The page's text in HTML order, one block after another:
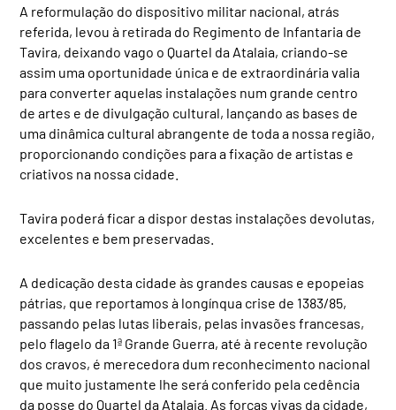
A reformulação do dispositivo militar nacional, atrás
referida, levou à retirada do Regimento de Infantaria de
Tavira, deixando vago o Quartel da Atalaia, criando-se
assim uma oportunidade única e de extraordinária valia
para converter aquelas instalações num grande centro
de artes e de divulgação cultural, lançando as bases de
uma dinâmica cultural abrangente de toda a nossa região,
proporcionando condições para a fixação de artistas e
criativos na nossa cidade.
Tavira poderá ficar a dispor destas instalações devolutas,
excelentes e bem preservadas.
A dedicação desta cidade às grandes causas e epopeias
pátrias, que reportamos à longínqua crise de 1383/85,
passando pelas lutas liberais, pelas invasões francesas,
pelo flagelo da 1ª Grande Guerra, até à recente revolução
dos cravos, é merecedora dum reconhecimento nacional
que muito justamente lhe será conferido pela cedência
da posse do Quartel da Atalaia. As forças vivas da cidade,